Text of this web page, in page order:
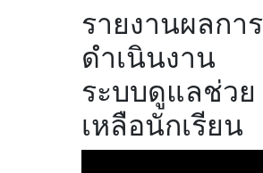
รายงานผลการ
ดำเนินงาน
ระบบดูแลช่วย
เหลือนักเรียน